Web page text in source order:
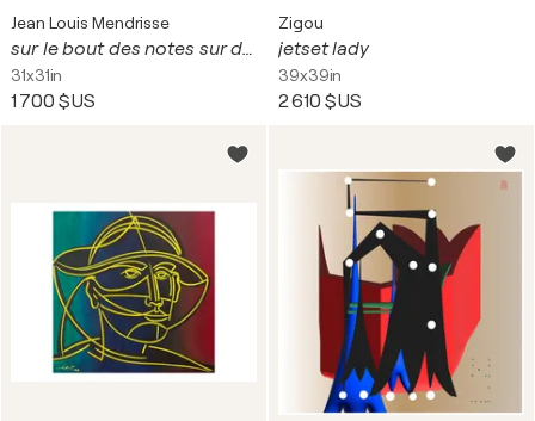
Jean Louis Mendrisse
sur le bout des notes sur dibond
31x31in
1 700 $US
Zigou
jetset lady
39x39in
2 610 $US